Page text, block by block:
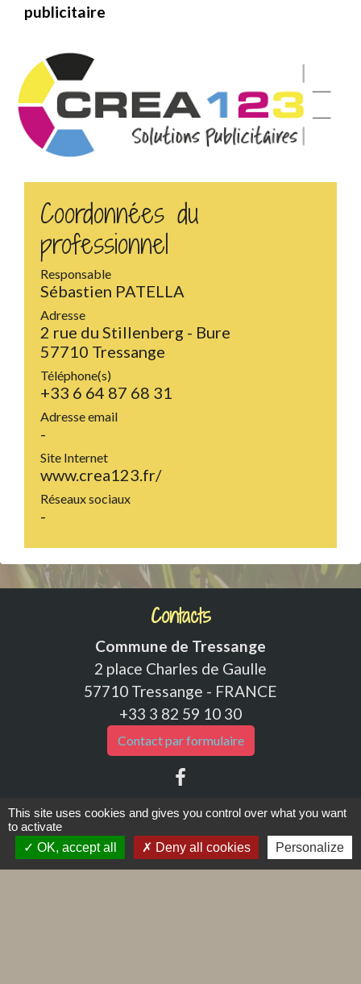
publicitaire
Coordonnées du
professionnel
Responsable
Sébastien PATELLA
Adresse
2 rue du Stillenberg - Bure
57710 Tressange
Téléphone(s)
+33 6 64 87 68 31
Adresse email
-
Site Internet
www.crea123.fr/
Réseaux sociaux
-
Contacts
Commune de Tressange
2 place Charles de Gaulle
57710 Tressange - FRANCE
+33 3 82 59 10 30
Contact par formulaire
Liens
This site uses cookies and gives you control over what you want
to activate
OK, accept all
Deny all cookies Personalize